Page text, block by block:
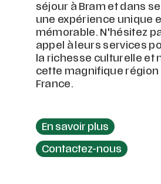
séjour à Bram et dans
une expérience unique
mémorable. N'hésitez
appel à leurs services
la richesse culturelle et
cette magnifique région
France.
En savoir plus
Contactez-nous